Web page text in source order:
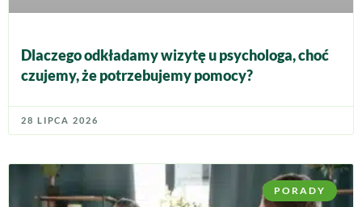
Dlaczego odkładamy wizytę u psychologa, choć
czujemy, że potrzebujemy pomocy?
28 LIPCA 2026
PORADY